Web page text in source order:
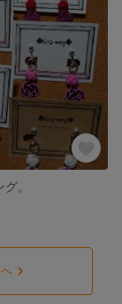
。